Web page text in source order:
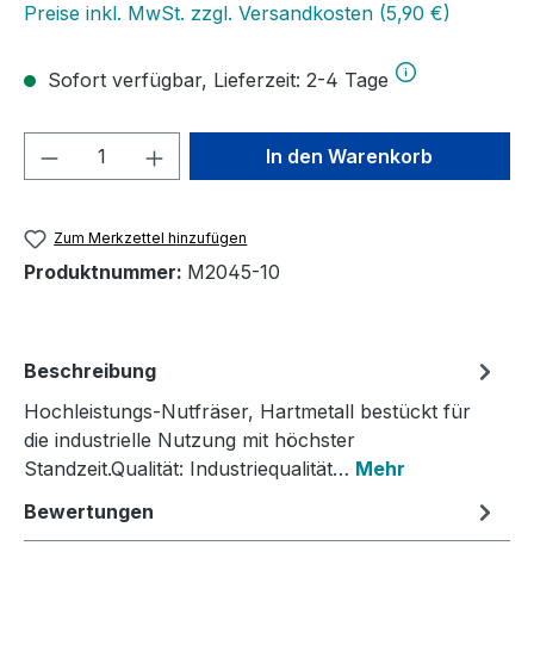
Preise inkl. MwSt. zzgl. Versandkosten (5,90 €)
Sofort verfügbar, Lieferzeit: 2-4 Tage
Produkt Anzahl: Gib denIn den Warenkorb
Zum Merkzettel hinzufügen
Produktnummer: M2045-10
Beschreibung
Hochleistungs-Nutfräser, Hartmetall bestückt für
die industrielle Nutzung mit höchster
Standzeit.Qualität: Industriequalität… Mehr
Bewertungen